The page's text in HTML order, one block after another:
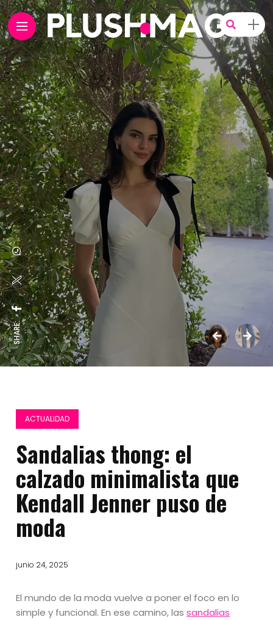
SHARE:
ACTUALIDAD
Sandalias thong: el
calzado minimalista que
Kendall Jenner puso de
moda
junio 24, 2025
El mundo de la moda vuelve a poner el foco en lo
simple y funcional. En ese camino, lassandalias